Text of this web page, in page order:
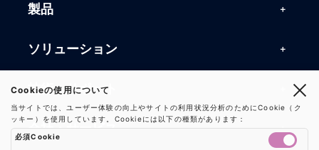
製品
製品一覧
RFIDリーダー
RFIDチップ・モジュール
RFIDアンテナ
ソリューション
RFIDソリューション
RFIDとセンサー
マシンビジョン
技術・サポート
技術記事一覧
会社・サービス
Cookieの使用について
当サイトでは、ユーザー体験の向上やサイトの利用状況分析のためにCookie（ク
ッキー）を使用しています。Cookieには以下の種類があります：
必須Cookie